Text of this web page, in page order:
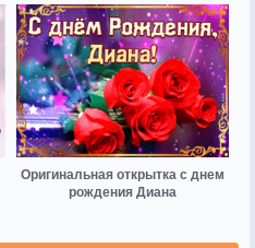
Оригинальная открытка с днем
рождения Диана